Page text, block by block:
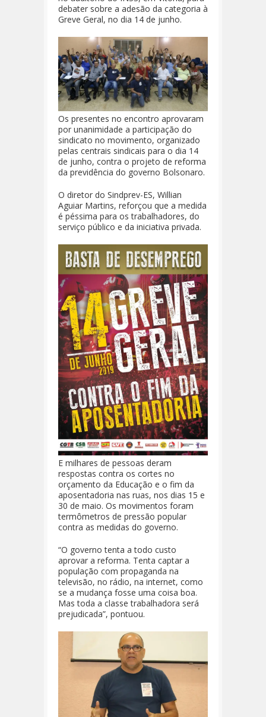
debater sobre a adesão da categoria à
Greve Geral, no dia 14 de junho.
Os presentes no encontro aprovaram
por unanimidade a participação do
sindicato no movimento, organizado
pelas centrais sindicais para o dia 14
de junho, contra o projeto de reforma
da previdência do governo Bolsonaro.
O diretor do Sindprev-ES, Willian
Aguiar Martins, reforçou que a medida
é péssima para os trabalhadores, do
serviço público e da iniciativa privada.
E milhares de pessoas deram
respostas contra os cortes no
orçamento da Educação e o fim da
aposentadoria nas ruas, nos dias 15 e
30 de maio. Os movimentos foram
termômetros de pressão popular
contra as medidas do governo.
“O governo tenta a todo custo
aprovar a reforma. Tenta captar a
população com propaganda na
televisão, no rádio, na internet, como
se a mudança fosse uma coisa boa.
Mas toda a classe trabalhadora será
prejudicada”, pontuou.